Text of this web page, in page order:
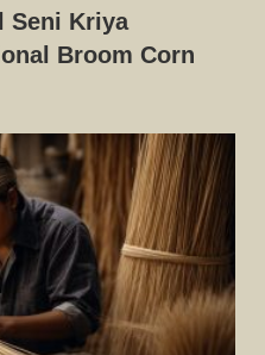
Seni Kriya
Broom Corn